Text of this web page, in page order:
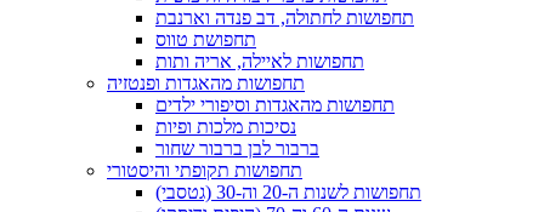
תחפושות לחתולה, דב פנדה וארנבת
תחפושת טווס
תחפושות לאיילה, אריה ותות
תחפושות מהאגדות ופנטזיה
תחפושות מהאגדות וסיפורי ילדים
נסיכות מלכות ופיות
ברבור לבן ברבור שחור
תחפושות תקופתי והיסטורי
תחפושות לשנות ה-20 וה-30 (גטסבי)